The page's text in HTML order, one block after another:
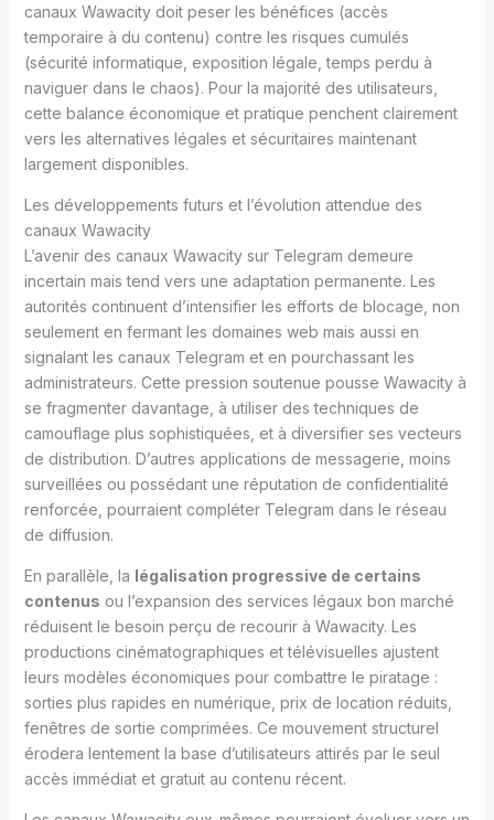
canaux Wawacity doit peser les bénéfices (accès
temporaire à du contenu) contre les risques cumulés
(sécurité informatique, exposition légale, temps perdu à
naviguer dans le chaos). Pour la majorité des utilisateurs,
cette balance économique et pratique penchent clairement
vers les alternatives légales et sécuritaires maintenant
largement disponibles.
Les développements futurs et l’évolution attendue des
canaux Wawacity
L’avenir des canaux Wawacity sur Telegram demeure
incertain mais tend vers une adaptation permanente. Les
autorités continuent d’intensifier les efforts de blocage, non
seulement en fermant les domaines web mais aussi en
signalant les canaux Telegram et en pourchassant les
administrateurs. Cette pression soutenue pousse Wawacity à
se fragmenter davantage, à utiliser des techniques de
camouflage plus sophistiquées, et à diversifier ses vecteurs
de distribution. D’autres applications de messagerie, moins
surveillées ou possédant une réputation de confidentialité
renforcée, pourraient compléter Telegram dans le réseau
de diffusion.
En parallèle, la légalisation progressive de certains
contenus ou l’expansion des services légaux bon marché
réduisent le besoin perçu de recourir à Wawacity. Les
productions cinématographiques et télévisuelles ajustent
leurs modèles économiques pour combattre le piratage :
sorties plus rapides en numérique, prix de location réduits,
fenêtres de sortie comprimées. Ce mouvement structurel
érodera lentement la base d’utilisateurs attirés par le seul
accès immédiat et gratuit au contenu récent.